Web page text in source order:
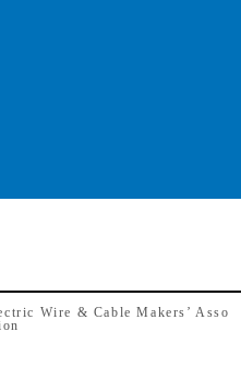
Wire & Cable Makers’ Asso